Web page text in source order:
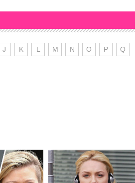
J K L M N O P Q